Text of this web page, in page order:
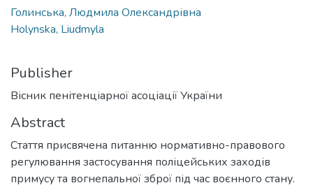
Голинська, Людмила Олександрівна
Holynska, Liudmyla
Publisher
Вісник пенітенціарної асоціації України
Abstract
Стаття присвячена питанню нормативно-правового
регулювання застосування поліцейських заходів
примусу та вогнепальної зброї під час воєнного стану.